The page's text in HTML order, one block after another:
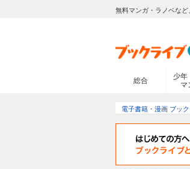
無料マンガ・ラノベな
総合
少年
マ
電子書籍・漫画 ブッ